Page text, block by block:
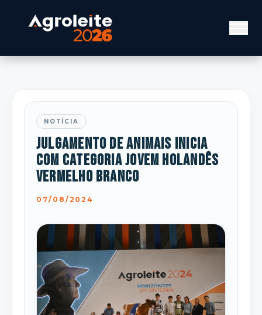
NOTÍCIA
Julgamento de animais inicia
com categoria Jovem Holandês
Vermelho Branco
07/08/2024